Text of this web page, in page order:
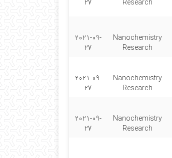
Research
27
Nanochemistry
Research
2021-09-
27
Nanochemistry
Research
2021-09-
27
Nanochemistry
Research
2021-09-
27